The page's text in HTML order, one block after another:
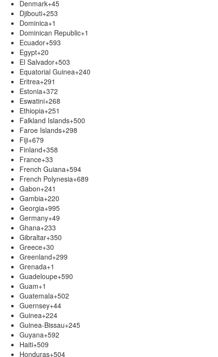
Denmark+45
Djibouti+253
Dominica+1
Dominican Republic+1
Ecuador+593
Egypt+20
El Salvador+503
Equatorial Guinea+240
Eritrea+291
Estonia+372
Eswatini+268
Ethiopia+251
Falkland Islands+500
Faroe Islands+298
Fiji+679
Finland+358
France+33
French Guiana+594
French Polynesia+689
Gabon+241
Gambia+220
Georgia+995
Germany+49
Ghana+233
Gibraltar+350
Greece+30
Greenland+299
Grenada+1
Guadeloupe+590
Guam+1
Guatemala+502
Guernsey+44
Guinea+224
Guinea-Bissau+245
Guyana+592
Haiti+509
Honduras+504